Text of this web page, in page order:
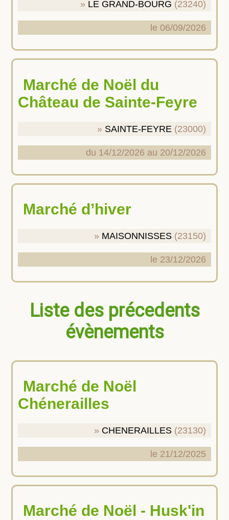
LE GRAND-BOURG (23240)
le 06/09/2026
Marché de Noël du
Château de Sainte-Feyre
SAINTE-FEYRE (23000)
du 14/12/2026 au 20/12/2026
Marché d’hiver
MAISONNISSES (23150)
le 23/12/2026
Liste des précedents
évènements
Marché de Noël
Chénerailles
CHENERAILLES (23130)
le 21/12/2025
Marché de Noël - Husk'in